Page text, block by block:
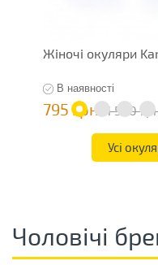
Жіночі окуляри
В наявності
795 грн 1 590
Усі
Чоловічі